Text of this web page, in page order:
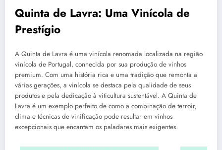
Quinta de Lavra: Uma Vinícola de
Prestígio
A Quinta de Lavra é uma vinícola renomada localizada na região
vinícola de Portugal, conhecida por sua produção de vinhos
premium. Com uma história rica e uma tradição que remonta a
várias gerações, a vinícola se destaca pela qualidade de seus
produtos e pela dedicação à viticultura sustentável. A Quinta de
Lavra é um exemplo perfeito de como a combinação de terroir,
clima e técnicas de vinificação pode resultar em vinhos
excepcionais que encantam os paladares mais exigentes.